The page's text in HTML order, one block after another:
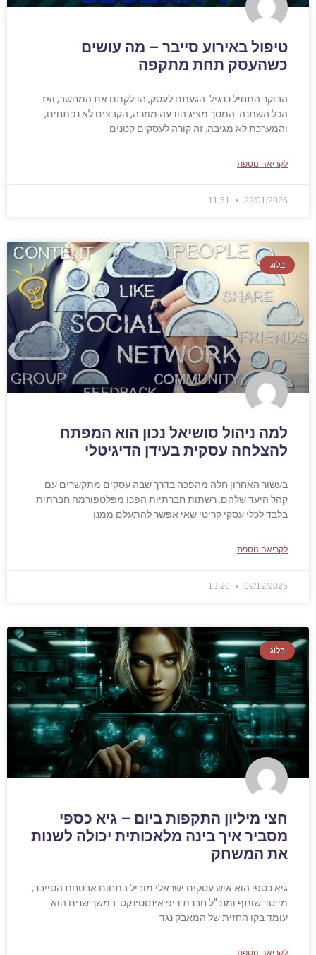
טיפול באירוע סייבר – מה עושים
כשהעסק תחת מתקפה
הבוקר התחיל כרגיל. הגעתם לעסק, הדלקתם את המחשב, ואז
הכל השתנה. המסך מציג הודעה מוזרה, הקבצים לא נפתחים,
והמערכת לא מגיבה. זה קורה לעסקים קטנים
לקריאה נוספת
22/01/2026
בלוג
למה ניהול סושיאל נכון הוא המפתח
להצלחה עסקית בעידן הדיגיטלי
בעשור האחרון חלה מהפכה בדרך שבה עסקים מתקשרים עם
קהל היעד שלהם. רשתות חברתיות הפכו מפלטפורמה חברתית
בלבד לכלי עסקי קריטי שאי אפשר להתעלם ממנו.
לקריאה נוספת
09/12/2025
בלוג
חצי מיליון התקפות ביום – גיא כספי
מסביר איך בינה מלאכותית יכולה לשנות
את המשחק
גיא כספי הוא איש עסקים ישראלי מוביל בתחום אבטחת הסייבר,
מייסד שותף ומנכ"ל חברת דיפ אינסטינקט. במשך שנים הוא
עומד בקו החזית של המאבק נגד
לקריאה נוספת